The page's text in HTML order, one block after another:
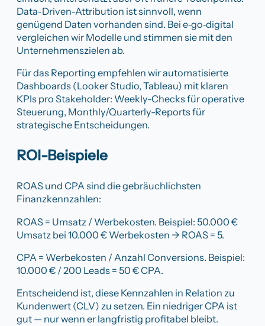
Data-Driven-Attribution ist sinnvoll, wenn
genügend Daten vorhanden sind. Bei e‑go‑digital
vergleichen wir Modelle und stimmen sie mit den
Unternehmenszielen ab.
Für das Reporting empfehlen wir automatisierte
Dashboards (Looker Studio, Tableau) mit klaren
KPIs pro Stakeholder: Weekly-Checks für operative
Steuerung, Monthly/Quarterly-Reports für
strategische Entscheidungen.
ROI-Beispiele
ROAS und CPA sind die gebräuchlichsten
Finanzkennzahlen:
ROAS = Umsatz / Werbekosten. Beispiel: 50.000 €
Umsatz bei 10.000 € Werbekosten → ROAS = 5.
CPA = Werbekosten / Anzahl Conversions. Beispiel:
10.000 € / 200 Leads = 50 € CPA.
Entscheidend ist, diese Kennzahlen in Relation zu
Kundenwert (CLV) zu setzen. Ein niedriger CPA ist
gut — nur wenn er langfristig profitabel bleibt.